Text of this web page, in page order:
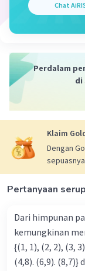
Chat
Perdalam
di
Klaim
Dengan
Pertanyaan
Dari himpunan
kemungkinan merupakan ko-
{(1, 1), (2, 2), (3, 3), (4,4)} b. {(1, 2), (2, 3), (3,